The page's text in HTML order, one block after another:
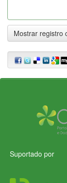
Mostrar registro
Suportado por